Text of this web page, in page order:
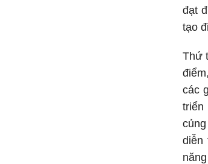
đạt
tạo
Thứ
các
triển
diễn